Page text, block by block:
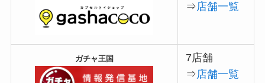
⇒店舗一覧
ガチャ王国
7店舗
⇒店舗一覧